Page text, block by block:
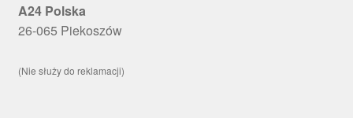
A24 Polska
26-065 Piekoszów
(Nie służy do reklamacji)